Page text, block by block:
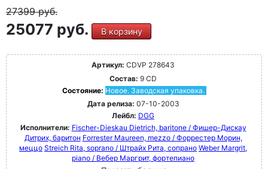
27399руб.
25077 руб. В корзину
Артикул: CDVP 278643
Состав: 9 CD
Состояние: Новое. Заводская упаковка.
Дата релиза: 07-10-2003
Лейбл: DGG
Исполнители: Fischer-Dieskau Dietrich, baritone / Фишер-Дискау
Дитрих, баритон Forrester Maureen, mezzo / Форрестер Морин,
меццо Streich Rita, soprano / Штрайх Рита, сопрано Weber Margrit,
piano / Вебер Маргрит, фортепиано